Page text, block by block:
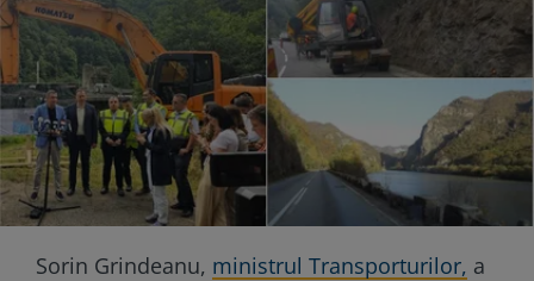
Sorin Grindeanu, ministrul Transporturilor, a